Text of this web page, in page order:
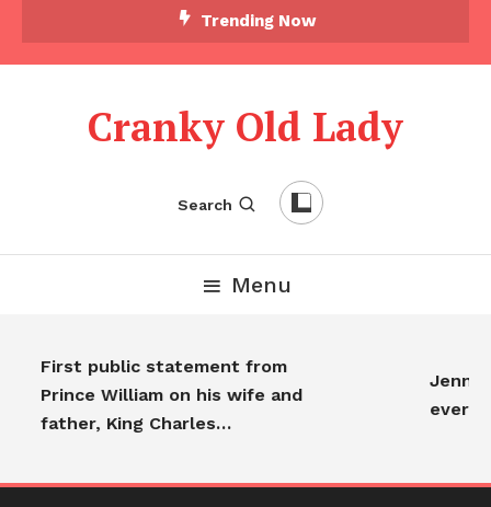
Trending Now
Cranky Old Lady
Search
Menu
First public statement from
Prince William on his wife and
father, King Charles…